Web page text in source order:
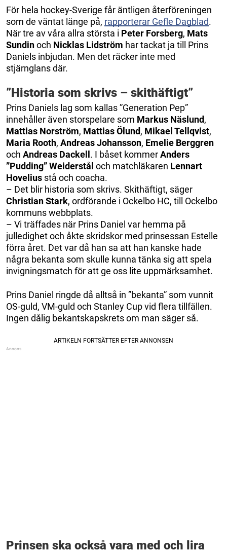
För hela hockey-Sverige får äntligen återföreningen
som de väntat länge på, rapporterar Gefle Dagblad.
När tre av våra allra största i Peter Forsberg, Mats
Sundinoch Nicklas Lidström har tackat ja till Prins
Daniels inbjudan. Men det räcker inte med
stjärnglans där.
”Historia som skrivs – skithäftigt”
Prins Daniels lag som kallas ”Generation Pep”
innehåller även storspelare som Markus Näslund,
Mattias Norström, Mattias Ölund, Mikael Tellqvist,
Maria Rooth, Andreas Johansson, Emelie Berggren
och Andreas Dackell . I båset kommerAnders
”Pudding” Weiderstål och matchläkaren Lennart
Hovelius stå och coacha.
– Det blir historia som skrivs. Skithäftigt, säger
Christian Stark, ordförande i Ockelbo HC, till Ockelbo
kommuns webbplats.
– Vi träffades när Prins Daniel var hemma på
julledighet och åkte skridskor med prinsessan Estelle
förra året. Det var då han sa att han kanske hade
några bekanta som skulle kunna tänka sig att spela
invigningsmatch för att ge oss lite uppmärksamhet.
Prins Daniel ringde då alltså in ”bekanta” som vunnit
OS-guld, VM-guld och Stanley Cup vid flera tillfällen.
Ingen dålig bekantskapskrets om man säger så.
Prinsen ska också vara med och lira